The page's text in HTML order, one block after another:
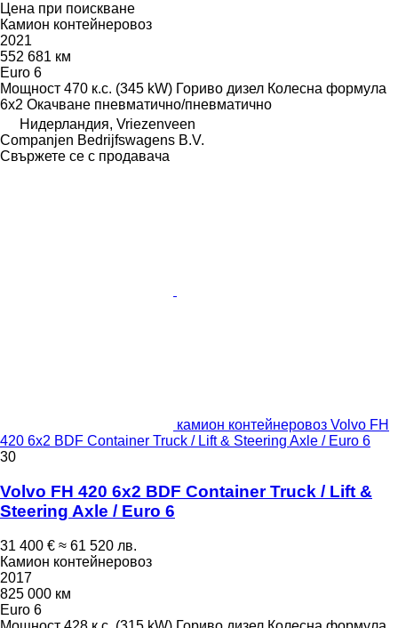
Цена при поискване
Камион контейнеровоз
2021
552 681 км
Euro 6
Мощност 470 к.с. (345 kW) Гориво дизел Колесна формула
6x2 Окачване пневматично/пневматично
Нидерландия, Vriezenveen
Companjen Bedrijfswagens B.V.
Свържете се с продавача
камион контейнеровоз Volvo FH
420 6x2 BDF Container Truck / Lift & Steering Axle / Euro 6
30
Volvo FH 420 6x2 BDF Container Truck / Lift &
Steering Axle / Euro 6
31 400 € ≈ 61 520 лв.
Камион контейнеровоз
2017
825 000 км
Euro 6